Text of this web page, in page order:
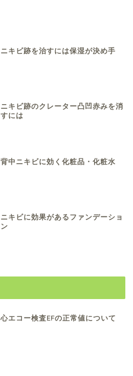
ニキビ跡を治すには保湿が決め手
ニキビ跡のクレーター凸凹赤みを消
すには
背中ニキビに効く化粧品・化粧水
ニキビに効果があるファンデーショ
ン
心エコー検査EFの正常値について